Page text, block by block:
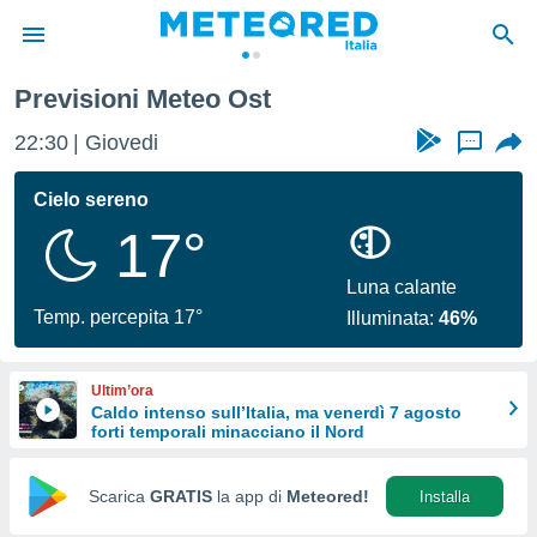
di
per
le
di
Web
Previsioni Meteo Ost
22:30 Giovedi ...
Cielo sereno
17°
Temp. percepita 17°
Luna calante
Illuminata:46%
Ultim’ora
Caldo intenso sull’Italia, ma venerdì 7 agosto
forti temporali minacciano il Nord
Scarica GRATIS la app di Meteored! Installa